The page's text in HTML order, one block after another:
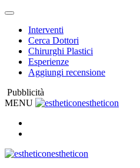
Interventi
Cerca Dottori
Chirurghi Plastici
Esperienze
Aggiungi recensione
Pubblicità
MENU
estheticon
estheticon